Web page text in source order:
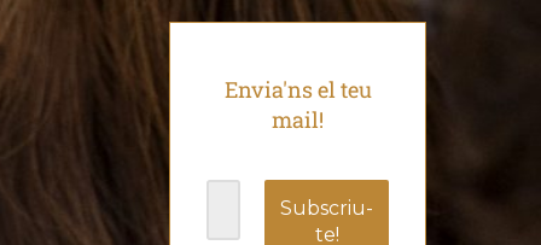
Envia'ns el teu
mail!